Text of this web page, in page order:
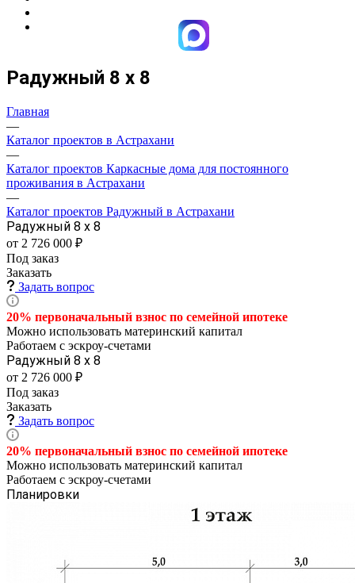
Радужный 8 х 8
Главная
—
Каталог проектов в Астрахани
—
Каталог проектов Каркасные дома для постоянного
проживания в Астрахани
—
Каталог проектов Радужный в Астрахани
Радужный 8 х 8
от 2 726 000 ₽
Под заказ
Заказать
Задать вопрос
20% первоначальный взнос по семейной ипотеке
Можно использовать материнский капитал
Работаем с эскроу-счетами
Радужный 8 х 8
от 2 726 000 ₽
Под заказ
Заказать
Задать вопрос
20% первоначальный взнос по семейной ипотеке
Можно использовать материнский капитал
Работаем с эскроу-счетами
Планировки